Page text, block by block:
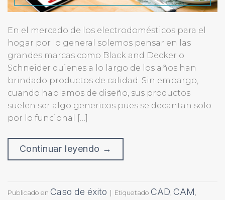
En el mercado de los electrodomésticos para el
hogar por lo general solemos pensar en las
grandes marcas como Black and Decker o
Schneider quienes a lo largo de los años han
brindado productos de calidad. Sin embargo,
cuando hablamos de diseño, sus productos
suelen ser algo genericos pues se decantan solo
por lo funcional […]
Continuar leyendo →
Publicado en Caso de éxito Etiquetado CAD, CAM ,